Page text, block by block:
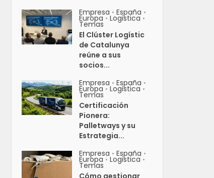
Empresa • España •
Europa • Logistica •
Temas
El Clúster Logístic
de Catalunya
reúne a sus
socios...
Empresa • España •
Europa • Logistica •
Temas
Certificación
Pionera:
Palletways y su
Estrategia...
Empresa • España •
Europa • Logistica •
Temas
Cómo gestionar